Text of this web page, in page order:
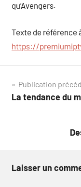
qu’Avengers.
Texte de référence
https://
Navigation
de
Publication
La tendance du
Laisser un